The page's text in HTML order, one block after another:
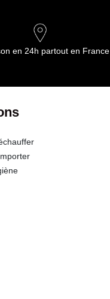
en 24h partout en France